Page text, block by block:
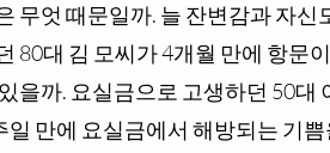
무엇 때문일까. 늘 잔변감과 자신
80대 김 모씨가 4개월 만에 항문
을까. 요실금으로 고생하던 50대
만에 요실금에서 해방되는 기